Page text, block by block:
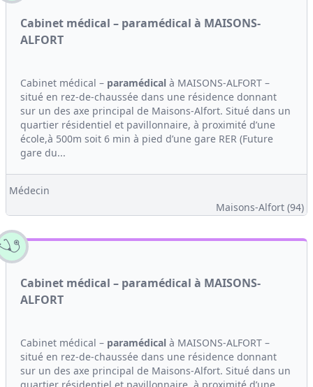
Cabinet médical – paramédical à MAISONS-
ALFORT
Cabinet médical – paramédical à MAISONS-ALFORT –
situé en rez-de-chaussée dans une résidence donnant
sur un des axe principal de Maisons-Alfort. Situé dans un
quartier résidentiel et pavillonnaire, à proximité d’une
école,à 500m soit 6 min à pied d’une gare RER (Future
gare du...
Médecin
Maisons-Alfort (94)
Cabinet médical – paramédical à MAISONS-
ALFORT
Cabinet médical – paramédical à MAISONS-ALFORT –
situé en rez-de-chaussée dans une résidence donnant
sur un des axe principal de Maisons-Alfort. Situé dans un